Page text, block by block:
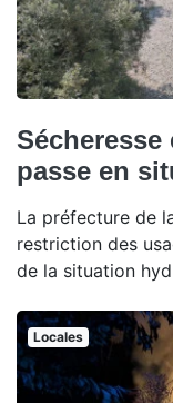
Sécheresse
passe en
La préfecture de
restriction des
de la situation
Locales